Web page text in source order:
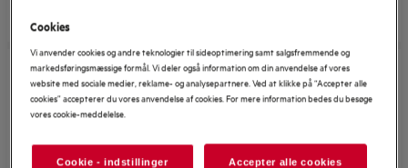
Cookies
Vi anvender cookies og andre teknologier til sideoptimering samt salgsfremmende og
markedsføringsmæssige formål. Vi deler også information om din anvendelse af vores
website med sociale medier, reklame- og analysepartnere. Ved at klikke på “Accepter alle
cookies” accepterer du vores anvendelse af cookies. For mere information bedes du besøge
vores cookie-meddelelse.
Cookie - indstillinger Accepter alle cookies